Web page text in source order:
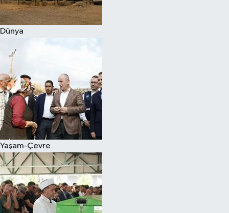
Dünya
Yaşam-Çevre
Kadın
Kültür Sanat
Sağlık
Siyaset
Teknoloji
Televizyon
Yaşam-Çevre